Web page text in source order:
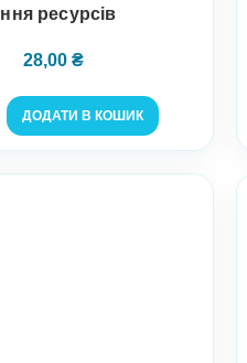
ресурсів
28,00₴
ДОДАТИ В КОШИК